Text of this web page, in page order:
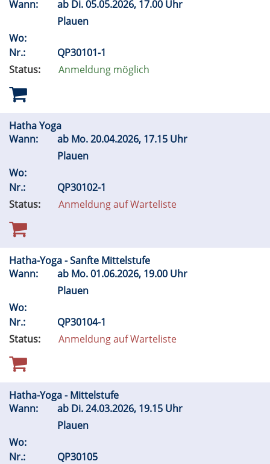
Wann: ab Di.05.05.2026, 17.00 Uhr
Plauen
Wo:
Nr.:
QP30101-1
Status:
Anmeldung möglich
Hatha Yoga
Wann:
ab Mo.20.04.2026, 17.15 Uhr
Plauen
Wo:
Nr.:
QP30102-1
Status:
Anmeldung auf Warteliste
Hatha-Yoga - Sanfte Mittelstufe
Wann:
ab Mo.01.06.2026, 19.00 Uhr
Plauen
Wo:
Nr.:
QP30104-1
Status:
Anmeldung auf Warteliste
Hatha-Yoga - Mittelstufe
Wann:
ab Di.24.03.2026, 19.15 Uhr
Plauen
Wo:
Nr.:
QP30105